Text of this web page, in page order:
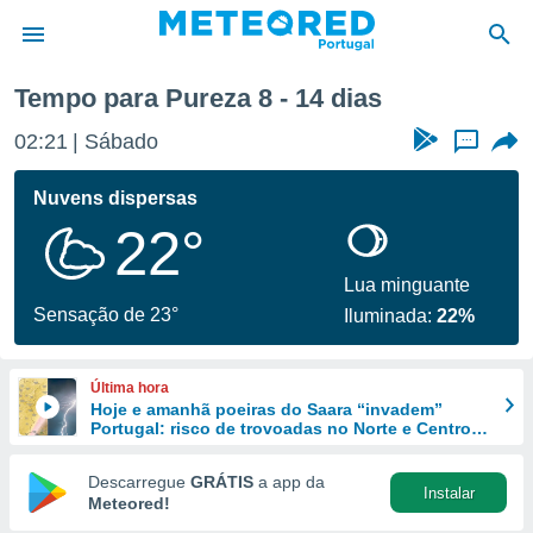
da
foi
fornecidas
a este
das
e
forma
digital
Tempo para Pureza 8 - 14 dias
02:21 Sábado ...
Nuvens dispersas
22°
Sensação de 23°
Lua minguante
Iluminada:22%
Última hora
Hoje e amanhã poeiras do Saara “invadem”
Portugal: risco de trovoadas no Norte e Centro
Descarregue GRÁTIS a app da
Meteored!
Instalar